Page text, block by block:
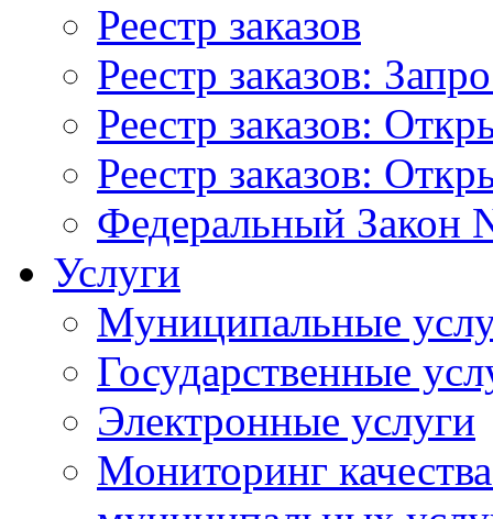
Реестр заказов
Реестр заказов:
Реестр заказов:
Реестр заказов:
Федеральный Закон
Услуги
Муниципальные
Государственные
Электронные услуги
Мониторинг